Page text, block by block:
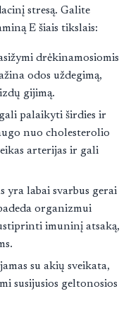
stresą. Galite
E šiais tikslais:
drėkinamosiomis
odos uždegimą,
gijimą.
palaikyti širdies ir
nuo cholesterolio
arterijas ir gali
yra labai svarbus gerai
organizmui
imuninį atsaką,
su akių sveikata,
susijusios geltonosios